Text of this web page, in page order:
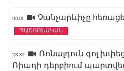
00:01 Չանչարևիչը
ՊԱՇՏՈՆԱԿԱՆ
23:32
Ռոնալդուն գոլ
Ռիադի դերբիում պարտվեց